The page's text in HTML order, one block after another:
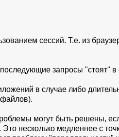
сессий. Т.е. из
запросы "стоят" в
в случае либо
файлов).
могут быть решены,
несколько медленнее с